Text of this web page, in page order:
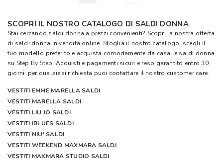
SCOPRI IL NOSTRO CATALOGO DI SALDI DONNA
Stai cercando saldi donna a prezzi convenienti? Scopri la nostra offerta
di saldi donna in vendita online. Sfoglia il nostro catalogo, scegli il
tuo modello preferito e acquista comodamente da casa le saldi donna
su Step By Step. Acquisti e pagamenti sicuri e reso garantito entro 30
giorni: per qualsiasi richiesta puoi contattare il nostro customer care.
VESTITI EMME MARELLA SALDI
VESTITI MARELLA SALDI
VESTITI LIU JO SALDI
VESTITI IBLUES SALDI
VESTITI NIU' SALDI
VESTITI WEEKEND MAXMARA SALDI
VESTITI MAXMARA STUDIO SALDI